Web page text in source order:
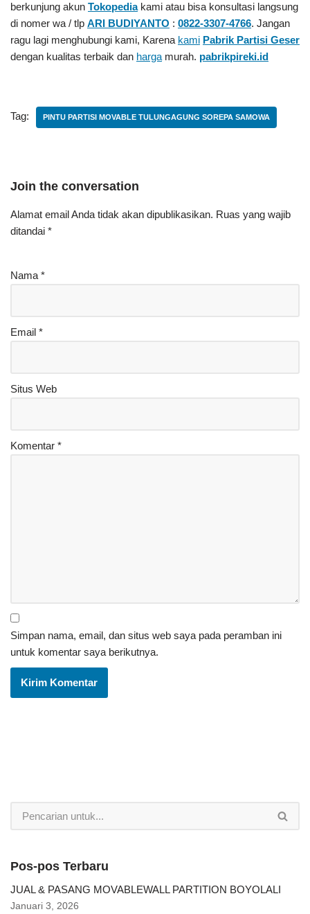
berkunjung akun Tokopediakami atau bisa konsultasi langsung
di nomer wa / tlp ARI BUDIYANTO : 0822-3307-4766. Jangan
ragu lagi menghubungi kami, Karena kami Pabrik Partisi Geser
dengan kualitas terbaik dan harga murah. pabrikpireki.id
Tag: PINTU PARTISI MOVABLE TULUNGAGUNG SOREPA SAMOWA
Join the conversation
Alamat email Anda tidak akan dipublikasikan. Ruas yang wajib
ditandai *
Nama *
Email *
Situs Web
Komentar *
Simpan nama, email, dan situs web saya pada peramban ini
untuk komentar saya berikutnya.
Pos-pos Terbaru
JUAL & PASANG MOVABLEWALL PARTITION BOYOLALI
Januari 3, 2026